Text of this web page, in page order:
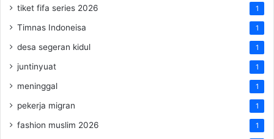
tiket fifa series 2026 1
Timnas Indoneisa 1
desa segeran kidul 1
juntinyuat 1
meninggal 1
pekerja migran 1
fashion muslim 2026 1